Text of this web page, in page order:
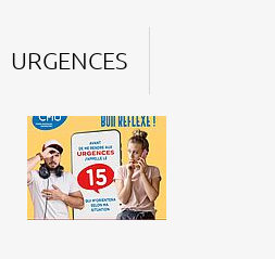
URGENCES